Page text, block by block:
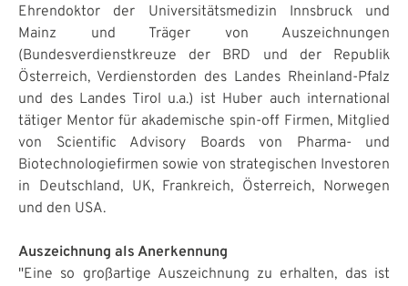
Ehrendoktor der Universitätsmedizin Innsbruck und
Mainz und Träger von Auszeichnungen
(Bundesverdienstkreuze der BRD und der Republik
Österreich, Verdienstorden des Landes Rheinland-Pfalz
und des Landes Tirol u.a.) ist Huber auch international
tätiger Mentor für akademische spin-off Firmen, Mitglied
von Scientific Advisory Boards von Pharma- und
Biotechnologiefirmen sowie von strategischen Investoren
in Deutschland, UK, Frankreich, Österreich, Norwegen
und den USA.
Auszeichnung als Anerkennung
"Eine so großartige Auszeichnung zu erhalten, das ist